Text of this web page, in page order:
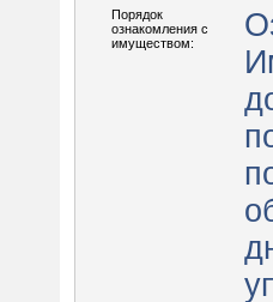
Порядок
ознакомления с
имуществом: